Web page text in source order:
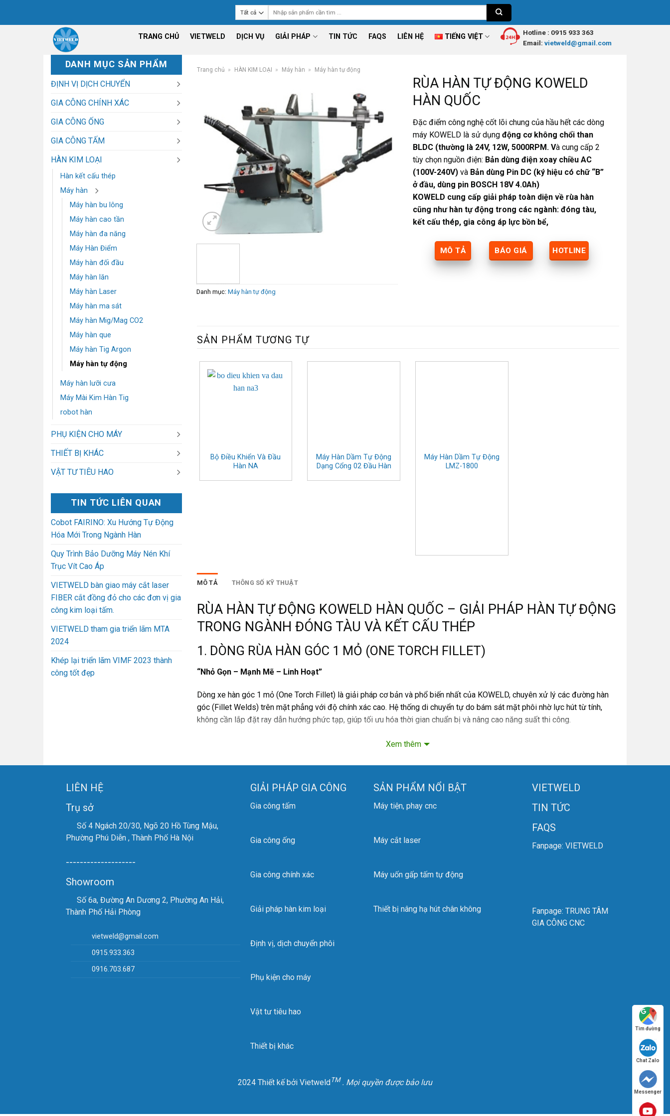
TRANG CHỦ VIETWELD DỊCH VỤ GIẢI PHÁP TIN TỨC FAQS LIÊN HỆ TIẾNG VIỆT Hotline : 0915 933 363
Email: vietweld@gmail.com
DANH MỤC SẢN PHẨM
ĐỊNH VỊ DỊCH CHUYỂN
GIA CÔNG CHÍNH XÁC
GIA CÔNG ỐNG
GIA CÔNG TẤM
HÀN KIM LOẠI
Hàn kết cấu thép
Máy hàn
Máy hàn bu lông
Máy hàn cao tần
Máy hàn đa năng
Máy Hàn Điểm
Máy hàn đối đầu
Máy hàn lăn
Máy hàn Laser
Máy hàn ma sát
Máy hàn Mig/Mag CO2
Máy hàn que
Máy hàn Tig Argon
Máy hàn tự động
Máy hàn lưỡi cưa
Máy Mài Kim Hàn Tig
robot hàn
PHỤ KIỆN CHO MÁY
THIẾT BỊ KHÁC
VẬT TƯ TIÊU HAO
TIN TỨC LIÊN QUAN
Cobot FAIRINO: Xu Hướng Tự Động
Hóa Mới Trong Ngành Hàn
Quy Trình Bảo Dưỡng Máy Nén Khí
Trục Vít Cao Áp
VIETWELD bàn giao máy cắt laser
FIBER cắt đồng đỏ cho các đơn vị gia
công kim loại tấm.
VIETWELD tham gia triển lãm MTA
2024
Khép lại triển lãm VIMF 2023 thành
công tốt đẹp
Trang chủ » HÀN KIM LOẠI » Máy hàn » Máy hàn tự động
Danh mục:Máy hàn tự động
RÙA HÀN TỰ ĐỘNG KOWELD
HÀN QUỐC
Đặc điểm công nghệ cốt lõi chung của hầu hết các dòng
máy KOWELD là sử dụngđộng cơ không chổi than
BLDC (thường là 24V, 12W, 5000RPM. Và cung cấp 2
tùy chọn nguồn điện: Bản dùng điện xoay chiều AC
(100V-240V) và Bản dùng Pin DC (ký hiệu có chữ “B”
ở đầu, dùng pin BOSCH 18V 4.0Ah)
KOWELD cung cấp giải pháp toàn diện về rùa hàn
cũng như hàn tự động trong các ngành: đóng tàu,
kết cấu thép, gia công áp lực bồn bể,
MÔ TẢ BÁO GIÁ HOTLINE
SẢN PHẨM TƯƠNG TỰ
Bộ Điều Khiển Và Đầu
Hàn NA
Máy Hàn Dầm Tự Động
Dạng Cổng 02 Đầu Hàn
Máy Hàn Dầm Tự Động
LMZ-1800
MÔ TẢ THÔNG SỐ KỸ THUẬT
RÙA HÀN TỰ ĐỘNG KOWELD HÀN QUỐC – GIẢI PHÁP HÀN TỰ ĐỘNG
TRONG NGÀNH ĐÓNG TÀU VÀ KẾT CẤU THÉP
1. DÒNG RÙA HÀN GÓC 1 MỎ (ONE TORCH FILLET)
“Nhỏ Gọn – Mạnh Mẽ – Linh Hoạt”
Dòng xe hàn góc 1 mỏ (One Torch Fillet) là giải pháp cơ bản và phổ biến nhất của KOWELD, chuyên xử lý các đường hàn
góc (Fillet Welds) trên mặt phẳng với độ chính xác cao. Hệ thống di chuyển tự do bám sát mặt phôi nhờ lực hút từ tính,
không cần lắp đặt ray dẫn hướng phức tạp, giúp tối ưu hóa thời gian chuẩn bị và nâng cao năng suất thi công.
Bền bỉ:Toàn bộ model sử dụng động cơ không chổi than BLDC (DC 24V, 12W, 5000RPM) đảm bảo chuyển động mượt
Hệ dẫn động 4 bánh từ tính (4 Wheels Driven):
Lực hút nam châm cực mạnh (30 – 32kg) và sức kéo 20 – 25kg (ở
góc nghiêng 75°) giúp rùa bám chặt bề mặt tôn, loại bỏ rủi ro trượt lệch.
Bản tiêu chuẩn: Sử dụng điện lưới AC 100V~240V.
Bản nâng cấp (Mã B):
Trang bị pin BOSCH 18V 4.0Ah độc lập, biến rùa hàn thành thiết bị không dây hoàn hảo
tại công trường.
Xem thêm
LIÊN HỆ
Trụ sở
Số 4 Ngách 20/30, Ngõ 20 Hồ Tùng Mậu,
Phường Phú Diễn , Thành Phố Hà Nội
--------------------
Showroom
Số 6a, Đường An Dương 2, Phường An Hải,
Thành Phố Hải Phòng
vietweld@gmail.com
0915.933.363
0916.703.687
GIẢI PHÁP GIA CÔNG
Gia công tấm
Gia công ống
Gia công chính xác
Giải pháp hàn kim loại
Định vị, dịch chuyển phôi
Phụ kiện cho máy
Vật tư tiêu hao
Thiết bị khác
SẢN PHẨM NỔI BẬT
Máy tiện, phay cnc
Máy cắt laser
Máy uốn gấp tấm tự động
Thiết bị nâng hạ hút chân không
VIETWELD
TIN TỨC
FAQS
Fanpage: VIETWELD
Fanpage: TRUNG TÂM
GIA CÔNG CNC
2024 Thiết kế bởi VietweldTM . Mọi quyền được bảo lưu
Tìm đường
Chat Zalo
Messenger